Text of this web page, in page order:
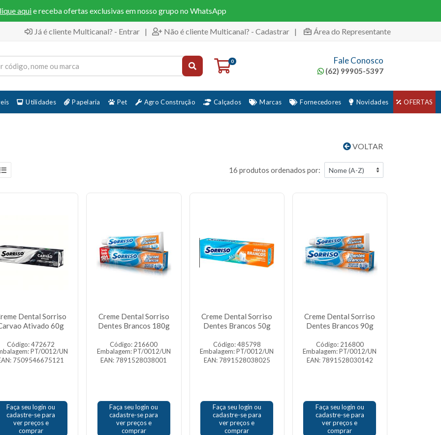
aquie receba ofertas exclusivas em nosso grupo no WhatsApp
Já é cliente Multicanal? - Entrar | Não é cliente Multicanal? - Cadastrar | Área do Representante
0 Fale Conosco
(62) 99905-5397
Utilidades Papelaria Pet Agro Construção Calçados Marcas Fornecedores Novidades OFERTAS
VOLTAR
16 produtos ordenados por:
Dental Sorriso
Ativado 60g
Código: 472672
PT/0012/UN
7509546675121
Faça seu login ou
cadastre-se para
ver preços e
comprar
Creme Dental Sorriso
Dentes Brancos 180g
Código: 216600
Embalagem: PT/0012/UN
EAN: 7891528038001
Faça seu login ou
cadastre-se para
ver preços e
comprar
Creme Dental Sorriso
Dentes Brancos 50g
Código: 485798
Embalagem: PT/0012/UN
EAN: 7891528038025
Faça seu login ou
cadastre-se para
ver preços e
comprar
Creme Dental Sorriso
Dentes Brancos 90g
Código: 216800
Embalagem: PT/0012/UN
EAN: 7891528030142
Faça seu login ou
cadastre-se para
ver preços e
comprar